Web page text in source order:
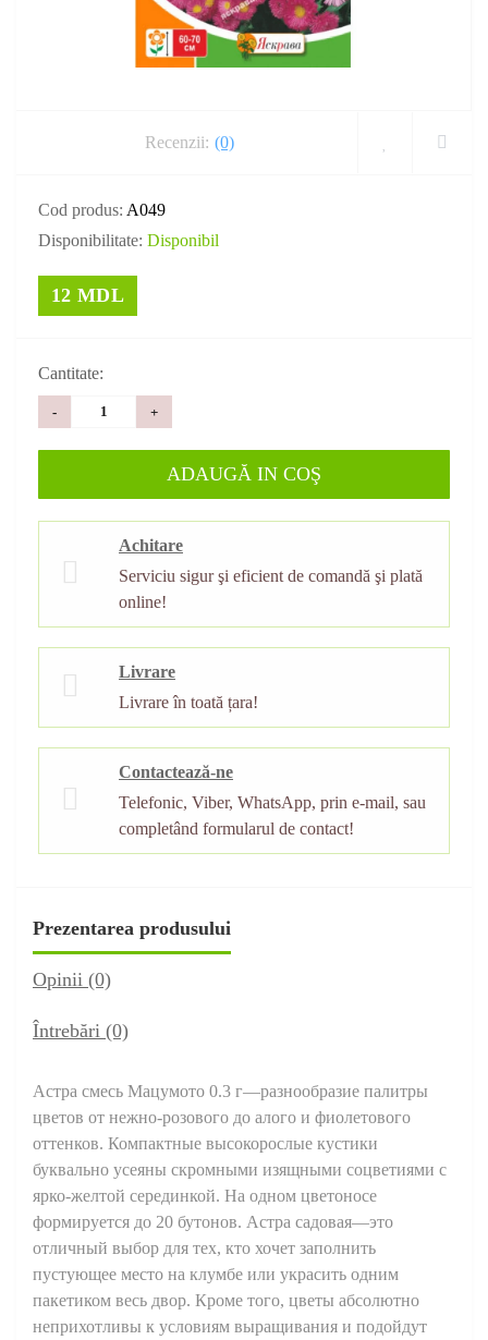
Recenzii: (0)
Cod produs: A049
Disponibilitate: Disponibil
12 MDL
Cantitate:
- +
ADAUGĂ IN COŞ
Achitare
Serviciu sigur şi eficient de comandă şi plată
online!
Livrare
Livrare în toată țara!
Contactează-ne
Telefonic, Viber, WhatsApp, prin e-mail, sau
completând formularul de contact!
Prezentarea produsului
Opinii (0)
Întrebări (0)
Астра смесь Мацумото 0.3 г—разнообразие палитры
цветов от нежно-розового до алого и фиолетового
оттенков. Компактные высокорослые кустики
буквально усеяны скромными изящными соцветиями с
ярко-желтой серединкой. На одном цветоносе
формируется до 20 бутонов. Астра садовая—это
отличный выбор для тех, кто хочет заполнить
пустующее место на клумбе или украсить одним
пакетиком весь двор. Кроме того, цветы абсолютно
неприхотливы к условиям выращивания и подойдут